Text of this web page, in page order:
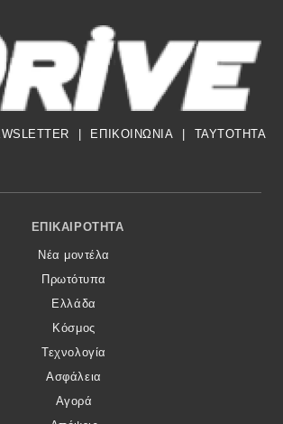
ΕΠΙΚΟΙΝΩΝΙΑ TAYTOTHTA
Footer Menu
ΕΠΙΚΑΙΡΌΤΗΤΑ
Νέα μοντέλα
Πρωτότυπα
Ελλάδα
Κόσμος
Τεχνολογία
Ασφάλεια
Αγορά